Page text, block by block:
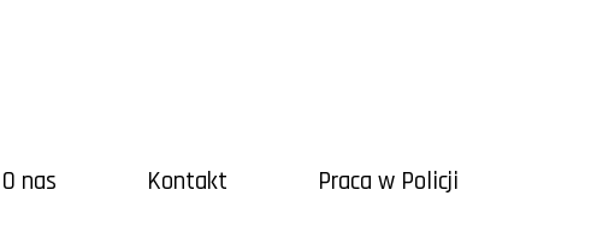
O nas Kontakt Praca w Policji